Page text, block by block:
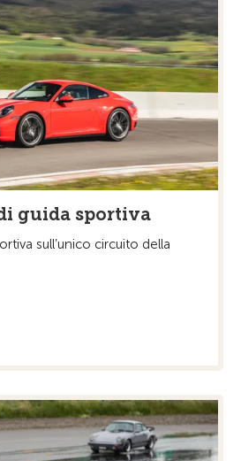
guida sportiva
sull’unico circuito della